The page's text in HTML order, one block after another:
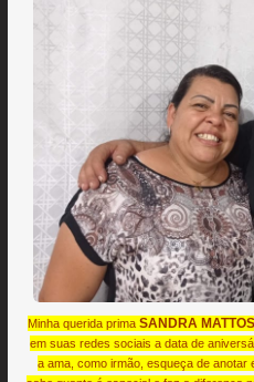
Minha querida prima SANDRA MATTOS
em suas redes sociais a data de
a ama, como irmão, esqueça de